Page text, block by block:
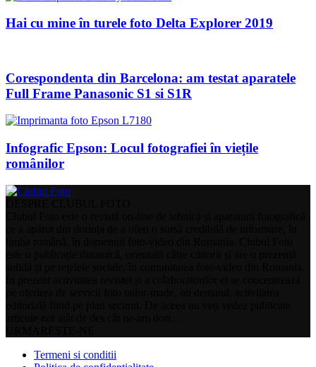
Hai cu mine în turele foto Delta Explorer 2019
Corespondenta din Barcelona: am testat aparatele
Full Frame Panasonic S1 si S1R
Infografic Epson: Locul fotografiei în viețile
românilor
Termeni si conditii